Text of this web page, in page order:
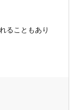
ることもあり